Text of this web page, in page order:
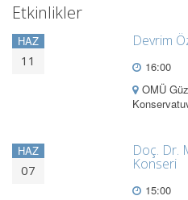
Etkinlikler
HAZ
11
Devrim
16:00
OMÜ
HAZ
07
Doç. Dr.
Konseri
15:00